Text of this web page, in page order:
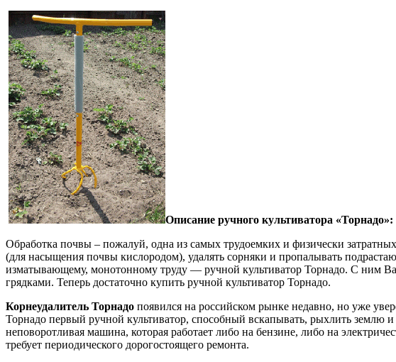
Описание ручного культиватора «Торнадо»:
Обработка почвы – пожалуй, одна из самых трудоемких и физически
(для насыщения почвы кислородом), удалять сорняки и пропалывать
изматывающему, монотонному труду — ручной культиватор Торнадо. С ним
грядками. Теперь достаточно купить ручной культиватор Торнадо.
Корнеудалитель Торнадо появился на российском рынке недавно, но уже
Торнадо первый ручной культиватор, способный вскапывать, рыхлить землю
неповоротливая машина, которая работает либо на бензине, либо на
требует периодического дорогостоящего ремонта.